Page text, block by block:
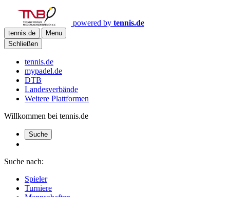
powered by tennis.de
tennis.de
Menu
Schließen
tennis.de
mypadel.de
DTB
Landesverbände
Weitere Plattformen
Willkommen bei tennis.de
Suche
Suche nach:
Spieler
Turniere